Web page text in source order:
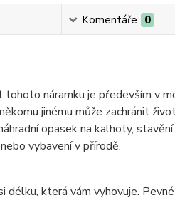
Komentáře 0
náramku je především v
jinému může zachránit
opasek na kalhoty,
vybavení v přírodě.
která vám vyhovuje.